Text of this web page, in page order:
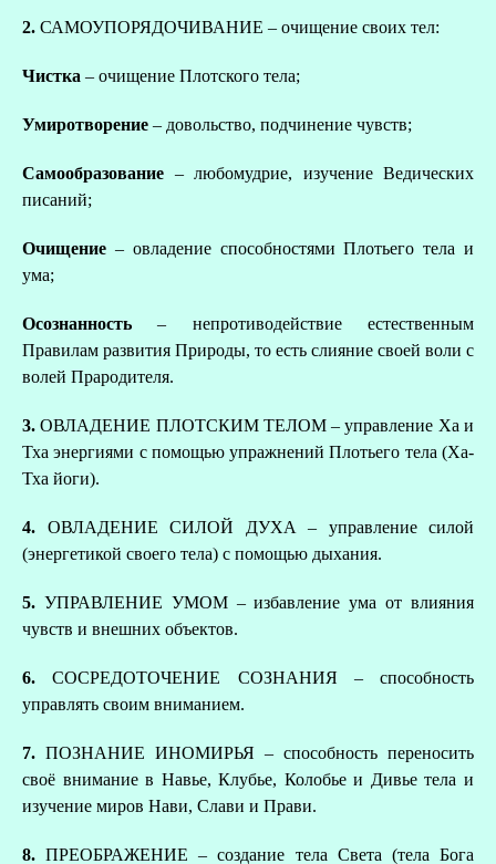
2. САМОУПОРЯДОЧИВАНИЕ – очищение своих тел:
Чистка – очищение Плотского тела;
Умиротворение – довольство, подчинение чувств;
Самообразование – любомудрие, изучение Ведических
писаний;
Очищение – овладение способностями Плотьего тела и
ума;
Осознанность – непротиводействие естественным
Правилам развития Природы, то есть слияние своей воли с
волей Прародителя.
3.ОВЛАДЕНИЕ ПЛОТСКИМ ТЕЛОМ – управление Ха и
Тха энергиями с помощью упражнений Плотьего тела (Ха-
Тха йоги).
4. ОВЛАДЕНИЕ СИЛОЙ ДУХА – управление силой
(энергетикой своего тела) с помощью дыхания.
5. УПРАВЛЕНИЕ УМОМ – избавление ума от влияния
чувств и внешних объектов.
6. СОСРЕДОТОЧЕНИЕ СОЗНАНИЯ – способность
управлять своим вниманием.
7. ПОЗНАНИЕ ИНОМИРЬЯ – способность переносить
своё внимание в Навье, Клубье, Колобье и Дивье тела и
изучение миров Нави, Слави и Прави.
8. ПРЕОБРАЖЕНИЕ – создание тела Света (тела Бога